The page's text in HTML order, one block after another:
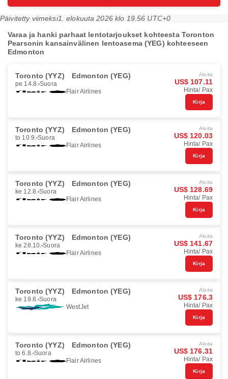
Päivitetty viimeksi1. elokuuta 2026 klo 19.56 UTC+0
Varaa ja hanki parhaat lentotarjoukset kohteesta Toronton
Pearsonin kansainvälinen lentoasema (YEG) kohteeseen
Edmonton
Toronto (YYZ) Edmonton (YEG)
pe 14.8. Suora
Flair Airlines
Aloita
US$ 107.11
Hinta/ Pax
Kirja
Toronto (YYZ) Edmonton (YEG)
to 10.9. Suora
Flair Airlines
Aloita
US$ 120.03
Hinta/ Pax
Kirja
Toronto (YYZ) Edmonton (YEG)
ke 12.8. Suora
Flair Airlines
Aloita
US$ 128.69
Hinta/ Pax
Kirja
Toronto (YYZ) Edmonton (YEG)
ke 28.10. Suora
Flair Airlines
Aloita
US$ 141.67
Hinta/ Pax
Kirja
Toronto (YYZ) Edmonton (YEG)
ke 19.8. Suora
WestJet
Aloita
US$ 176.3
Hinta/ Pax
Kirja
Toronto (YYZ) Edmonton (YEG)
to 6.8. Suora
Flair Airlines
Aloita
US$ 176.31
Hinta/ Pax
Kirja